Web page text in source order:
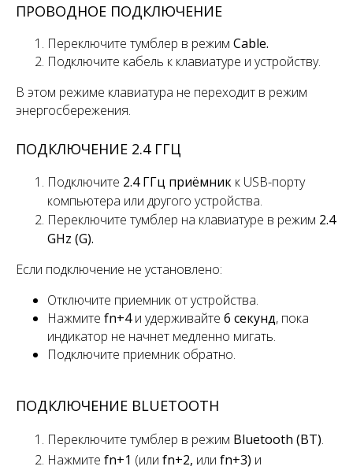
ПРОВОДНОЕ ПОДКЛЮЧЕНИЕ
Переключите тумблер в режим Cable.
Подключите кабель к клавиатуре и устройству.
В этом режиме клавиатура не переходит в режим
энергосбережения.
ПОДКЛЮЧЕНИЕ 2.4 ГГЦ
Подключите 2.4 ГГц приёмник к USB-порту
компьютера или другого устройства.
Переключите тумблер на клавиатуре в режим 2.4
GHz (G).
Если подключение не установлено:
Отключите приемник от устройства.
Нажмите fn+4и удерживайте 6 секунд, пока
индикатор не начнет медленно мигать.
Подключите приемник обратно.
ПОДКЛЮЧЕНИЕ BLUETOOTH
Переключите тумблер в режим Bluetooth (BT).
Нажмите fn+1 (или fn+2, или fn+3) и